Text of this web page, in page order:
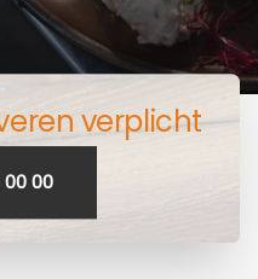
verplicht
00 00